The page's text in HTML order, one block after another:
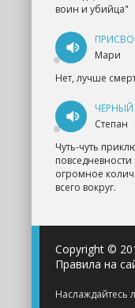
воин и убийца"
Мари
Нет, лучше
Степан
Чуть-чуть
огромное
всего вокруг.
Copyright ©
Правила на